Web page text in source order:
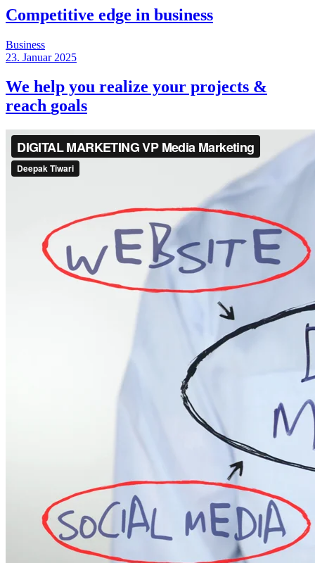
Competitive edge in business
Business
23. Januar 2025
We help you realize your projects &
reach goals